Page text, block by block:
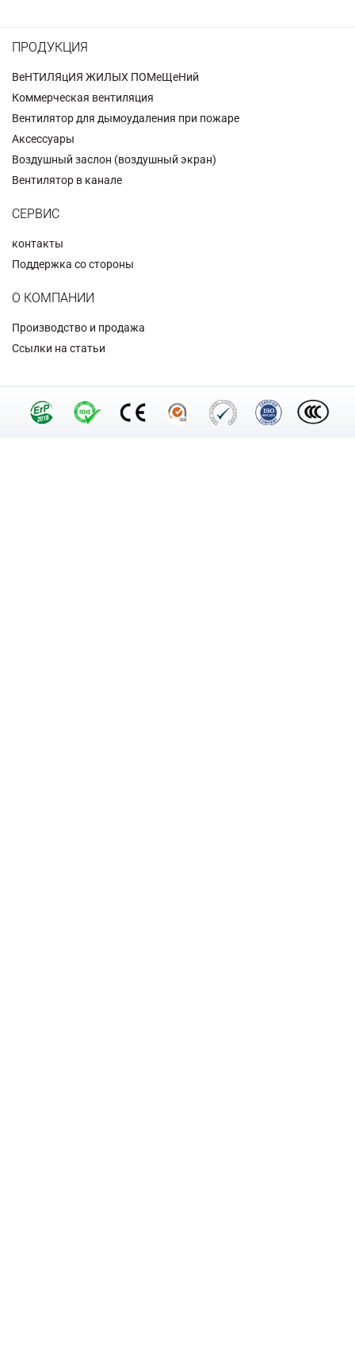
ПРОДУКЦИЯ
BeHTИЛЯцИЯ ЖИЛЫX ПОMeЩeHий
Коммерческая вентиляция
Вентилятор для дымоудаления при пожаре
Аксессуары
Воздушный заслон (воздушный экран)
Вентилятор в канале
СЕРВИС
контакты
Поддержка со стороны
О КОМПАНИИ
Производство и продажа
Ссылки на статьи